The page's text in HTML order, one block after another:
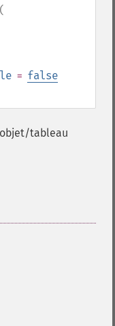
(
= false
tableau